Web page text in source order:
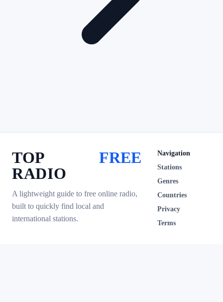
TOP
RADIO
FREE
A lightweight guide to free online radio,
built to quickly find local and
international stations.
Navigation
Stations
Genres
Countries
Privacy
Terms